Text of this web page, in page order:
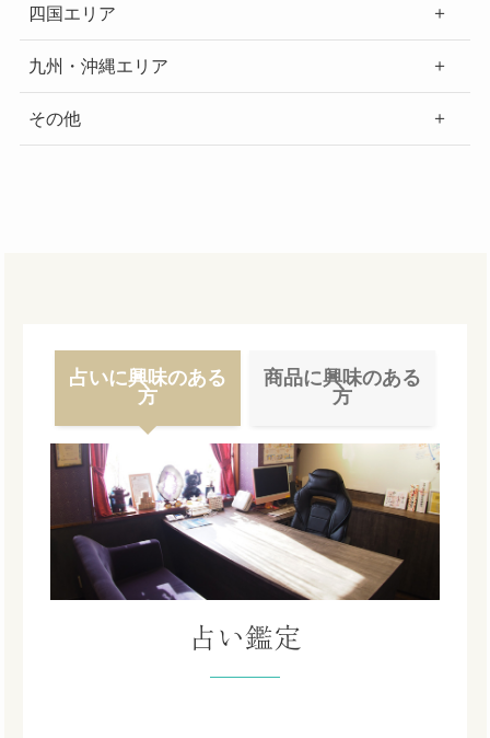
四国エリア
九州・沖縄エリア
その他
占いに興味のある
方
商品に興味のある
方
占い鑑定